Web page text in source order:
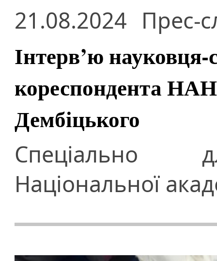
21.08.2024 Прес-
Інтерв’ю науковця-
кореспондента
Дембіцького
Спеціально
Національної